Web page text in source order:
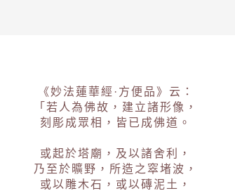
《妙法蓮華經·方便品》云：
「若人為佛故，建立諸形像，
刻彫成眾相，皆已成佛道。
或起於塔廟，及以諸舍利，
乃至於曠野，所造之窣堵波，
或以雕木石，或以磚泥土，